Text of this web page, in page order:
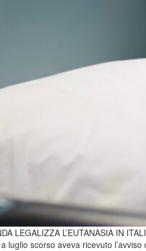
LEGALIZZA L’EUTANASIA IN
luglio scorso aveva ricevuto